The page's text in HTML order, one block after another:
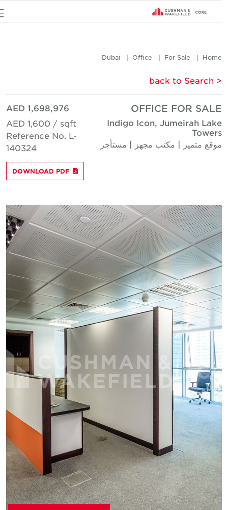
Home
For Sale
Office
Dubai
< back to Search
OFFICE FOR SALE
Indigo Icon, Jumeirah Lake
Towers
موقع متميز | مكتب مجهز | مستأجر
AED 1,698,976
AED 1,600 / sqft
Reference No. L-
140324
DOWNLOAD PDF